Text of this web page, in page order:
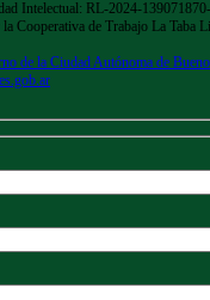
Intelectual: RL-2024-
la Cooperativa de Trabajo La Taba
de la Ciudad Autónoma de